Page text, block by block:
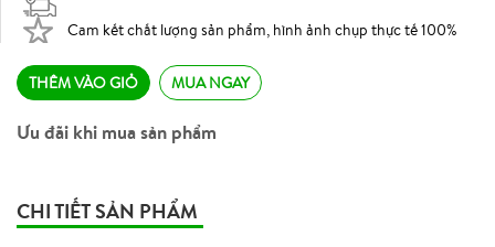
Cam kết chất lượng sản phẩm, hình ảnh chụp thực tế 100%
THÊM VÀO GIỎ MUA NGAY
Ưu đãi khi mua sản phẩm
CHI TIẾT SẢN PHẨM